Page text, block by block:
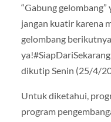
“Gabung
jangan kuatir karena
gelombang
dikutip Senin (25/4/
Untuk diketahui,
program